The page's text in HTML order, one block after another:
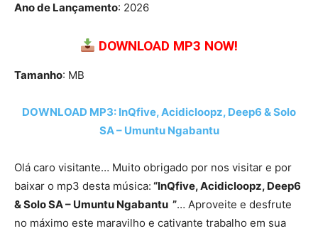
Ano de Lançamento: 2026
DOWNLOAD MP3 NOW!
Tamanho: MB
DOWNLOAD MP3: InQfive, Acidicloopz, Deep6 & Solo
SA – Umuntu Ngabantu
Olá caro visitante… Muito obrigado por nos visitar e por
baixar o mp3 desta música: “InQfive, Acidicloopz, Deep6
& Solo SA – Umuntu Ngabantu ”… Aproveite e desfrute
no máximo este maravilho e cativante trabalho em sua